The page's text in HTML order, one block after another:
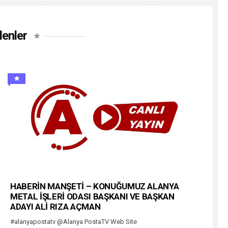
HABERİN MANŞETİ – KONUĞUMUZ ALANYA
METAL İŞLERİ ODASI BAŞKANI VE BAŞKAN
ADAYI ALİ RIZA AÇMAN
#alanyapostatv @Alanya PostaTV Web Site